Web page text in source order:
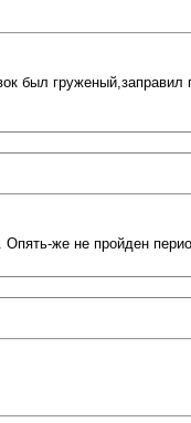
был
же не пройден